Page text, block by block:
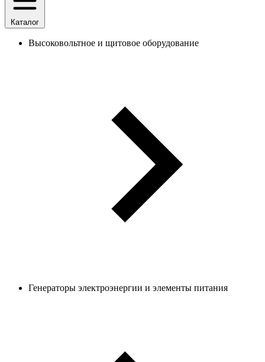
Каталог
Высоковольтное и щитовое оборудование
Генераторы электроэнергии и элементы питания